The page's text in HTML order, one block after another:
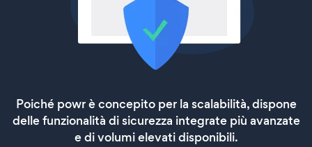
Poiché powr è concepito per la scalabilità, dispone
delle funzionalità di sicurezza integrate più avanzate
e di volumi elevati disponibili.